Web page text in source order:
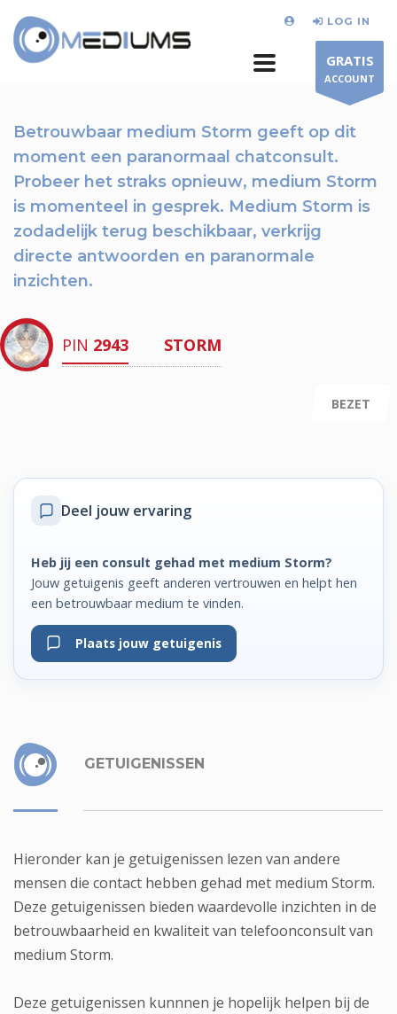
LOG IN
GRATIS
ACCOUNT
Betrouwbaar medium Storm geeft op dit
moment een paranormaal chatconsult.
Probeer het straks opnieuw, medium Storm
is momenteel in gesprek. Medium Storm is
zodadelijk terug beschikbaar, verkrijg
directe antwoorden en paranormale
inzichten.
PIN 2943 STORM
BEZET
Deel jouw ervaring
Heb jij een consult gehad met medium Storm?
Jouw getuigenis geeft anderen vertrouwen en helpt hen
een betrouwbaar medium te vinden.
Plaats jouw getuigenis
GETUIGENISSEN
Hieronder kan je getuigenissen lezen van andere
mensen die contact hebben gehad met medium Storm.
Deze getuigenissen bieden waardevolle inzichten in de
betrouwbaarheid en kwaliteit van telefoonconsult van
medium Storm.
Deze getuigenissen kunnnen je hopelijk helpen bij de